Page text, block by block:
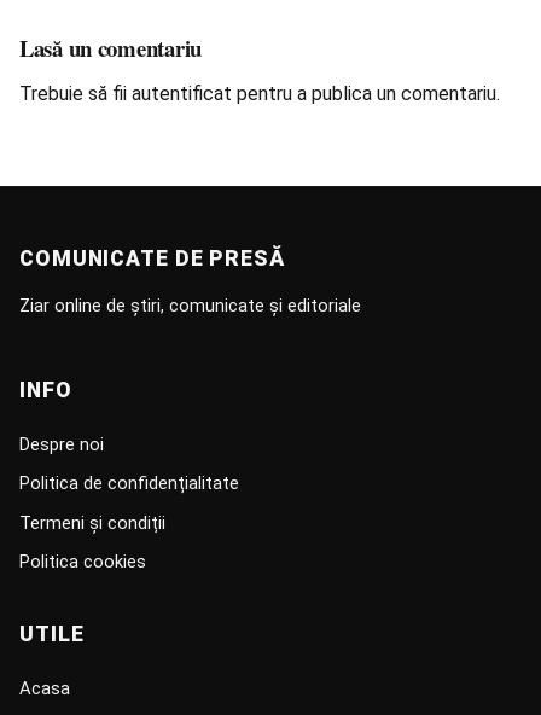
Lasă un comentariu
Trebuie să fii autentificat pentru a publica un comentariu.
COMUNICATE DE PRESĂ
Ziar online de știri, comunicate și editoriale
INFO
Despre noi
Politica de confidențialitate
Termeni și condiții
Politica cookies
UTILE
Acasa